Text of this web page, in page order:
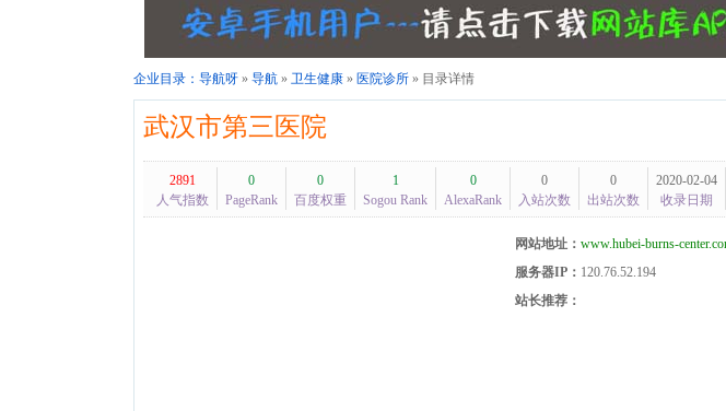
企业目录： 导航呀 » 导航 » 卫生健康 » 医院诊所 » 目录详情
武汉市第三医院
2891
人气指数
0
PageRank
0
百度权重
1
Sogou Rank
0
AlexaRank
0
入站次数
0
出站次数
2020-02-04
收录日期
网站地址： www.hubei-burns-
服务器IP： 120.76.52.194
站长推荐：